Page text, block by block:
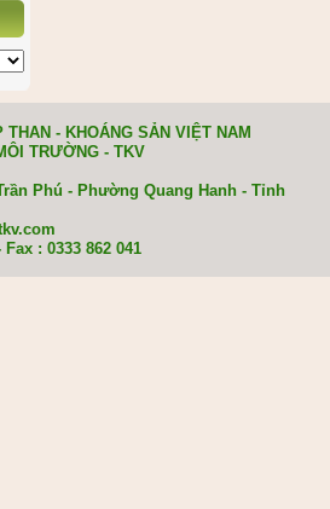
- KHOÁNG SẢN VIỆT NAM
- TKV
Phú - Phường Quang Hanh - Tỉnh
: 0333 862 041